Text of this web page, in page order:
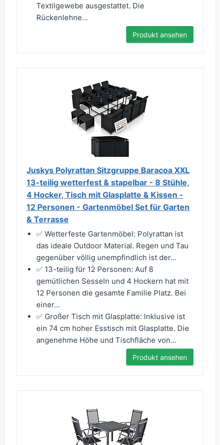
Textilgewebe ausgestattet. Die
Rückenlehne...
Produkt ansehen
Juskys Polyrattan Sitzgruppe Baracoa XXL
13-teilig wetterfest & stapelbar - 8 Stühle,
4 Hocker, Tisch mit Glasplatte & Kissen -
12 Personen - Gartenmöbel Set für Garten
& Terrasse
✅ Wetterfeste Gartenmöbel: Polyrattan ist
das ideale Outdoor Material. Regen und Tau
gegenüber völlig unempfindlich ist der...
✅ 13-teilig für 12 Personen: Auf 8
gemütlichen Sesseln und 4 Hockern hat mit
12 Personen die gesamte Familie Platz. Bei
einer...
✅ Großer Tisch mit Glasplatte: Inklusive ist
ein 74 cm hoher Esstisch mit Glasplatte. Die
angenehme Höhe und Tischfläche von...
Produkt ansehen